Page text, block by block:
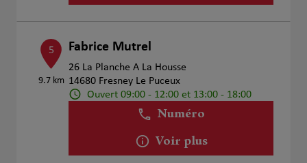
5
9.7 km
Fabrice Mutrel
26 La Planche A La Housse
14680 Fresney Le Puceux
Ouvert 09:00 - 12:00 et 13:00 - 18:00
Numéro
Voir plus